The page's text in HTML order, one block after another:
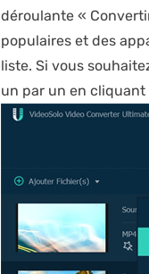
déroulante «
populaires et des
liste. Si vous
un par un en cliquant